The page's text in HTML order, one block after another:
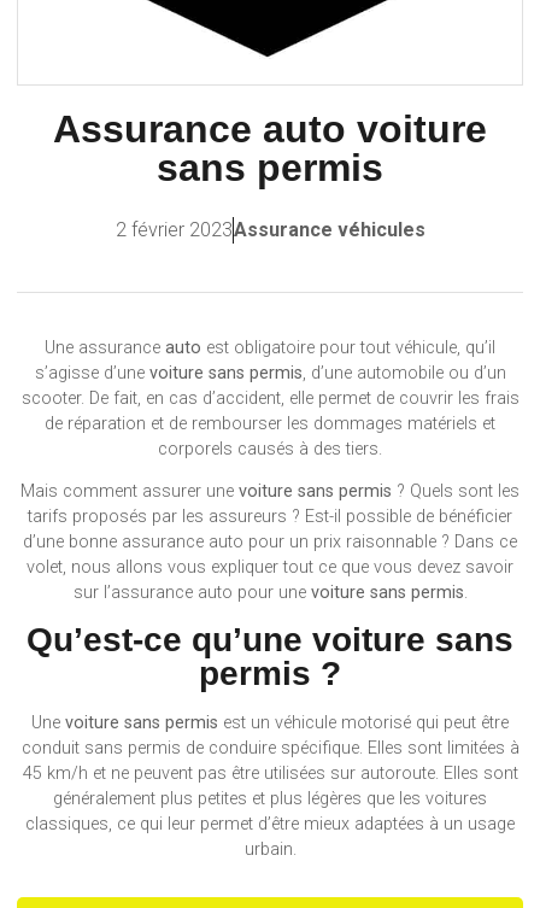
Assurance auto voiture
sans permis
2 février 2023Assurance véhicules
Une assurance auto est obligatoire pour tout véhicule, qu’il
s’agisse d’une voiture sans permis, d’une automobile ou d’un
scooter. De fait, en cas d’accident, elle permet de couvrir les frais
de réparation et de rembourser les dommages matériels et
corporels causés à des tiers.
Mais comment assurer une voiture sans permis ? Quels sont les
tarifs proposés par les assureurs ? Est-il possible de bénéficier
d’une bonne assurance auto pour un prix raisonnable ? Dans ce
volet, nous allons vous expliquer tout ce que vous devez savoir
sur l’assurance auto pour une voiture sans permis.
Qu’est-ce qu’une voiture sans
permis ?
Une voiture sans permis est un véhicule motorisé qui peut être
conduit sans permis de conduire spécifique. Elles sont limitées à
45 km/h et ne peuvent pas être utilisées sur autoroute. Elles sont
généralement plus petites et plus légères que les voitures
classiques, ce qui leur permet d’être mieux adaptées à un usage
urbain.